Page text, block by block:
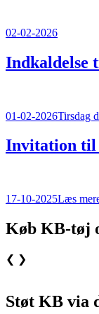
02-02-2026
Indkaldelse
01-02-2026Tirsdag
Invitation til
17-10-2025Læs
Køb KB-tøj
❮ ❯
Støt KB via